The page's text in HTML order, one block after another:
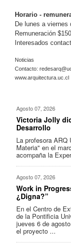
Horario -
De lunes a viernes
Remuneración
Interesados
Noticias
Contacto:
www.arquitectura.uc.cl
Agosto 07, 2026
Victoria Jolly
Desarrollo
La profesora
Materia" en el
acompaña la
Agosto 07, 2026
Work in
¿Digna?”
En el Centro de
de la Pontificia
jueves 6 de
el proyecto ...